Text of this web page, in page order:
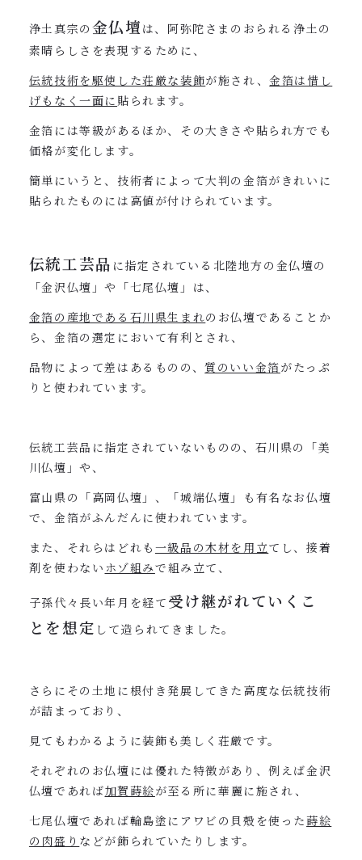
浄土真宗の 金仏壇 は、阿弥陀さまのおられる浄土の
素晴らしさを表現するために、
伝統技術を駆使した荘厳な装飾が施され、金箔は惜し
げもなく一面に 貼られます。
金箔には等級があるほか、その大きさや貼られ方でも
価格が変化します。
簡単にいうと、技術者によって大判の金箔がきれいに
貼られたものには高値が付けられています。
伝統工芸品 に指定されている北陸地方の金仏壇の
「金沢仏壇」や「七尾仏壇」は、
金箔の産地である石川県生まれのお仏壇であることか
ら、金箔の選定において有利とされ、
品物によって差はあるものの、質のいい金箔がたっぷ
りと使われています。
伝統工芸品に指定されていないものの、石川県の「美
川仏壇」や、
富山県の「高岡仏壇」、「城端仏壇」も有名なお仏壇
で、金箔がふんだんに使われています。
また、それらはどれも 一級品の木材を用立てし、接着
剤を使わない ホゾ組みで組み立て、
子孫代々長い年月を経て 受け継がれていくこ
とを想定 して造られてきました。
さらにその土地に根付き発展してきた高度な伝統技術
が詰まっており、
見てもわかるように装飾も美しく荘厳です。
それぞれのお仏壇には優れた特徴があり、例えば金沢
仏壇であれば加賀蒔絵が至る所に華麗に施され、
七尾仏壇であれば輪島塗にアワビの貝殻を使った蒔絵
の肉盛り などが飾られていたりします。